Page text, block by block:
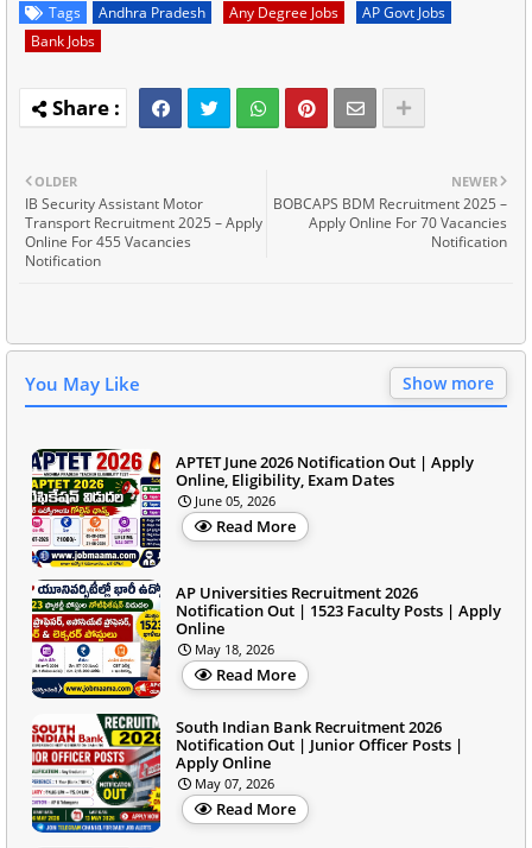
Tags Andhra Pradesh Any Degree Jobs
AP Govt Jobs
Bank Jobs
NEWER
BOBCAPS BDM Recruitment 2025 –
Apply Online For 70 Vacancies
Notification
OLDER
IB Security Assistant Motor
Transport Recruitment 2025 – Apply
Online For 455 Vacancies
Notification
You May Like Show more
APTET June 2026 Notification Out | Apply
Online, Eligibility, Exam Dates
June 05, 2026
Read More
AP Universities Recruitment 2026
Notification Out | 1523 Faculty Posts | Apply
Online
May 18, 2026
Read More
South Indian Bank Recruitment 2026
Notification Out | Junior Officer Posts |
Apply Online
May 07, 2026
Read More